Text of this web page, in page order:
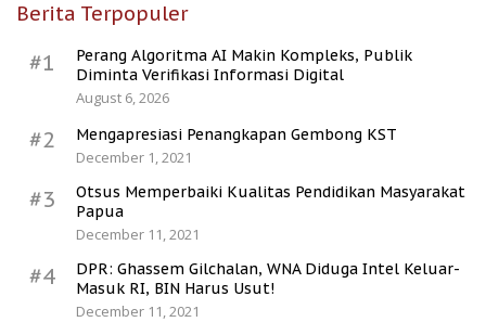
Berita Terpopuler
#1
Perang Algoritma AI Makin Kompleks, Publik
Diminta Verifikasi Informasi Digital
August 6, 2026
#2
Mengapresiasi Penangkapan Gembong KST
December 1, 2021
#3
Otsus Memperbaiki Kualitas Pendidikan Masyarakat
Papua
December 11, 2021
#4
DPR: Ghassem Gilchalan, WNA Diduga Intel Keluar-
Masuk RI, BIN Harus Usut!
December 11, 2021